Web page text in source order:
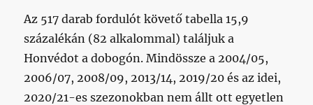
Az 517 darab fordulót követő tabella 15,9
százalékán (82 alkalommal) találjuk a
Honvédot a dobogón. Mindössze a 2004/05,
2006/07, 2008/09, 2013/14, 2019/20 és az idei,
2020/21-es szezonokban nem állt ott egyetlen